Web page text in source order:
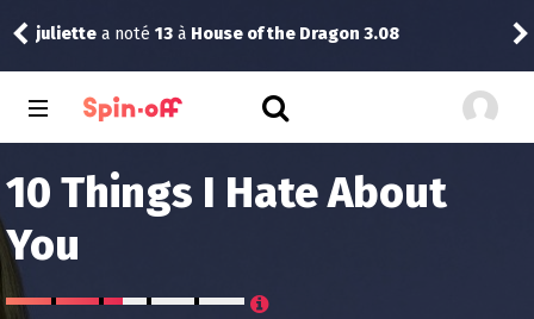
SchwarzierecommandeNéro
10 Things I Hate About
You